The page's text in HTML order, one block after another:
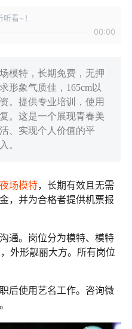
看~！
00:00
模特，长期免费，无押
形象气质佳，165cm以
。提供专业培训，使用
。这是一个展现青春美
、实现个人价值的平
。
夜场模特，长期有效且无需
，并为合格者提供机票报
通。岗位分为模特、模特
外形靓丽大方。所有岗位
后使用艺名工作。咨询微